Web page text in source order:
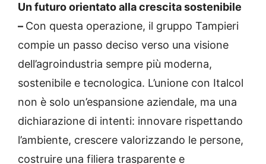
Un futuro orientato alla crescita sostenibile
– Con questa operazione, il gruppo Tampieri
compie un passo deciso verso una visione
dell’agroindustria sempre più moderna,
sostenibile e tecnologica. L’unione con Italcol
non è solo un’espansione aziendale, ma una
dichiarazione di intenti: innovare rispettando
l’ambiente, crescere valorizzando le persone,
costruire una filiera trasparente e